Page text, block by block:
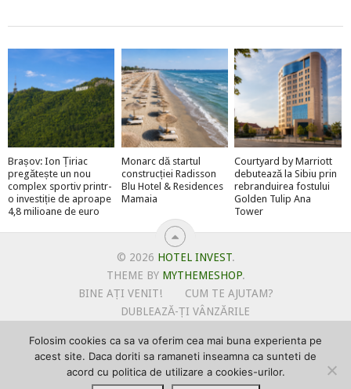
Brașov: Ion Țiriac
pregătește un nou
complex sportiv printr-
o investiție de aproape
4,8 milioane de euro
Monarc dă startul
construcției Radisson
Blu Hotel & Residences
Mamaia
Courtyard by Marriott
debutează la Sibiu prin
rebranduirea fostului
Golden Tulip Ana
Tower
© 2026 HOTEL INVEST.
THEME BY MYTHEMESHOP.
BINE AȚI VENIT!
CUM TE AJUTAM?
DUBLEAZĂ-ȚI VÂNZĂRILE
POLITICA DE UTILIZARE COOKIE-URI
PRIMEȘTI GRATUIT MEGA-CADOURI LA ABONARE
PROMOVEAZĂ-TE PE HOTELINVEST
Folosim cookies ca sa va oferim cea mai buna experienta pe
acest site. Daca doriti sa ramaneti inseamna ca sunteti de
acord cu politica de utilizare a cookies-urilor.